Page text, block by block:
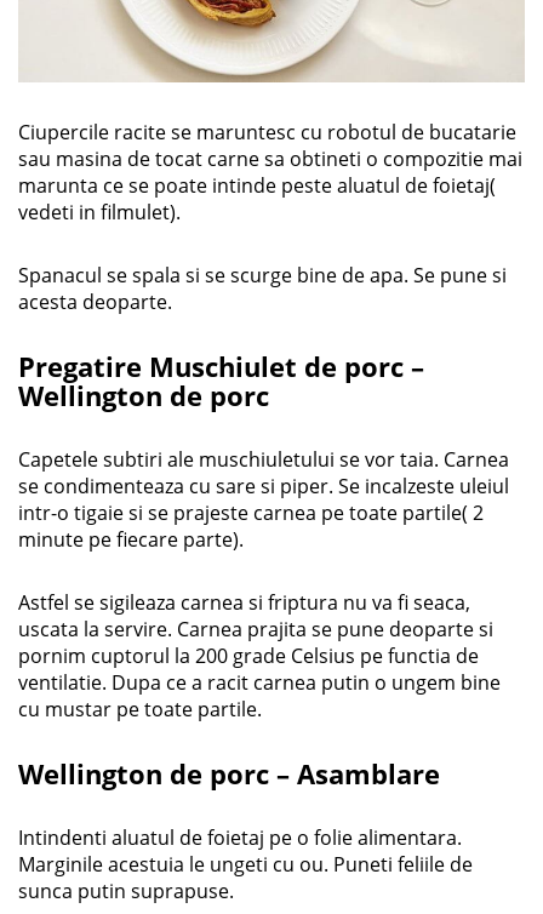
Ciupercile racite se maruntesc cu robotul de bucatarie
sau masina de tocat carne sa obtineti o compozitie mai
marunta ce se poate intinde peste aluatul de foietaj(
vedeti in filmulet).
Spanacul se spala si se scurge bine de apa. Se pune si
acesta deoparte.
Pregatire Muschiulet de porc –
Wellington de porc
Capetele subtiri ale muschiuletului se vor taia. Carnea
se condimenteaza cu sare si piper. Se incalzeste uleiul
intr-o tigaie si se prajeste carnea pe toate partile( 2
minute pe fiecare parte).
Astfel se sigileaza carnea si friptura nu va fi seaca,
uscata la servire. Carnea prajita se pune deoparte si
pornim cuptorul la 200 grade Celsius pe functia de
ventilatie. Dupa ce a racit carnea putin o ungem bine
cu mustar pe toate partile.
Wellington de porc – Asamblare
Intindenti aluatul de foietaj pe o folie alimentara.
Marginile acestuia le ungeti cu ou. Puneti feliile de
sunca putin suprapuse.